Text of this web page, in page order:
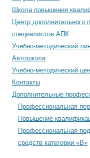
Школа повышения
Центр дополнительного
специалистов АПК
Учебно-методический
Автошкола
Учебно-методический
Контакты
Дополнительные
Профессиональная
Повышение
Профессиональная
средств категории «В»